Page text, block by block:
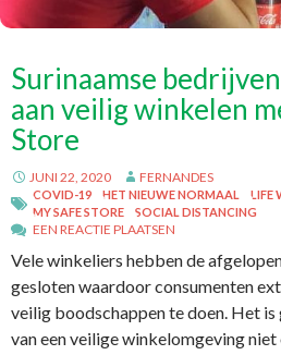
Surinaamse
aan veilig winkelen
Store
JUNI 22, 2020 FERNANDES
COVID-19 HET NIEUWE NORMAAL LIFE
MY SAFE STORE
SOCIAL DISTANCING
EEN REACTIE PLAATSEN
Vele winkeliers hebben de
gesloten waardoor consumenten
veilig boodschappen te doen. Het
van een veilige winkelomgeving